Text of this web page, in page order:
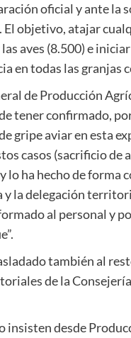
oficial y ante la
El objetivo, atajar
aves (8.500) e
en todas las granjas
de Producción
tener confirmado,
gripe aviar en esta
casos (sacrificio
lo ha hecho de forma
la delegación
al personal y
también al
de la
insisten desde